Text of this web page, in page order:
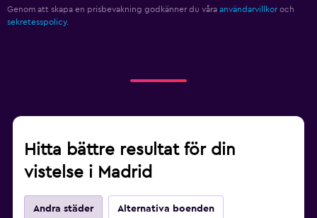
Genom att skapa en prisbevakning godkänner du våra användarvillkor och
sekretesspolicy.
Hitta bättre resultat för din
vistelse i Madrid
Andra städer Alternativa boenden